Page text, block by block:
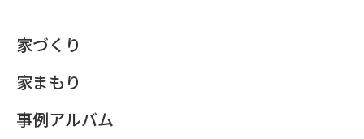
家づくり
家まもり
事例アルバム